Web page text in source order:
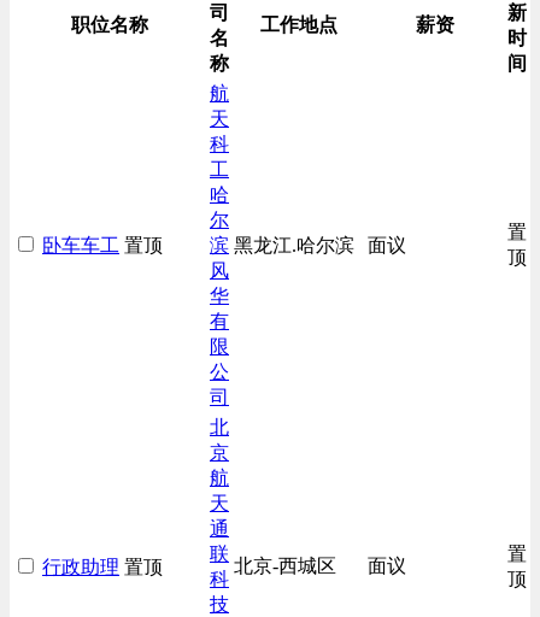
技工/维修类职位名称
司
名
称
工作地点 薪资
新
时
间
卧车车工 置顶
航
天
科
工
哈
尔
滨
风
华
有
限
公
司
黑龙江.哈尔滨 面议
置
顶
行政助理 置顶
北
京
航
天
通
联
科
技
北京-西城区 面议
置
顶